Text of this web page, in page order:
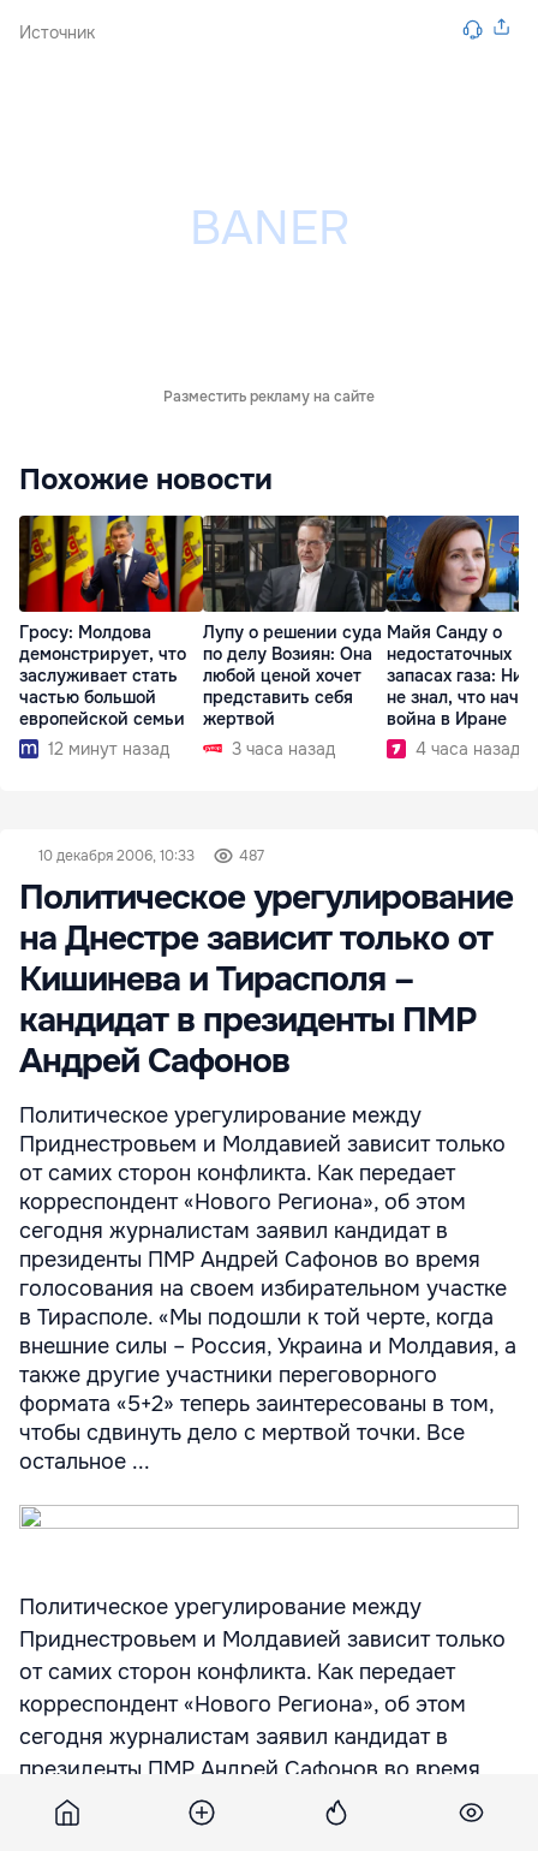
Источник
Разместить рекламу на сайте
Похожие новости
Гросу: Молдова
демонстрирует, что
заслуживает стать
частью большой
европейской семьи
12 минут назад
Лупу о решении суда
по делу Возиян: Она
любой ценой хочет
представить себя
жертвой
3 часа назад
Майя Санду о
недостаточных
запасах газа:
не знал, что
война в Иране
4 часа назад
10 декабря 2006, 10:33 487
Политическое урегулирование
на Днестре зависит только от
Кишинева и Тирасполя –
кандидат в президенты ПМР
Андрей Сафонов
Политическое урегулирование между
Приднестровьем и Молдавией зависит только
от самих сторон конфликта. Как передает
корреспондент «Нового Региона», об этом
сегодня журналистам заявил кандидат в
президенты ПМР Андрей Сафонов во время
голосования на своем избирательном участке
в Тирасполе. «Мы подошли к той черте, когда
внешние силы – Россия, Украина и Молдавия, а
также другие участники переговорного
формата «5+2» теперь заинтересованы в том,
чтобы сдвинуть дело с мертвой точки. Все
остальное ...
Политическое урегулирование между
Приднестровьем и Молдавией зависит только
от самих сторон конфликта. Как передает
корреспондент «Нового Региона», об этом
сегодня журналистам заявил кандидат в
президенты ПМР Андрей Сафонов во время
голосования на своем избирательном участке
в Тирасполе.